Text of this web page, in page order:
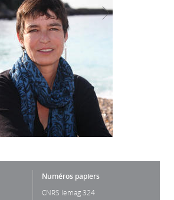
Numéros papiers
CNRS lemag 324